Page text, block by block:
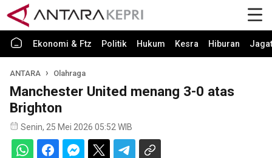
Ekonomi & Ftz Politik Hukum Kesra Hiburan Jagat
ANTARA Olahraga
Manchester United menang 3-0 atas
Brighton
Senin, 25 Mei 2026 05:52 WIB